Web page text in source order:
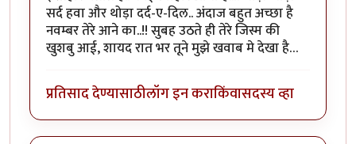
सर्द हवा और थोड़ा दर्द-ए-दिल.. अंदाज बहुत अच्छा है
नवम्बर तेरे आने का..!! सुबह उठते ही तेरे जिस्म की
खुशबु आई, शायद रात भर तूने मुझे खवाब मे देखा है…
प्रतिसाद देण्यासाठीलॉग इन कराकिंवासदस्य व्हा